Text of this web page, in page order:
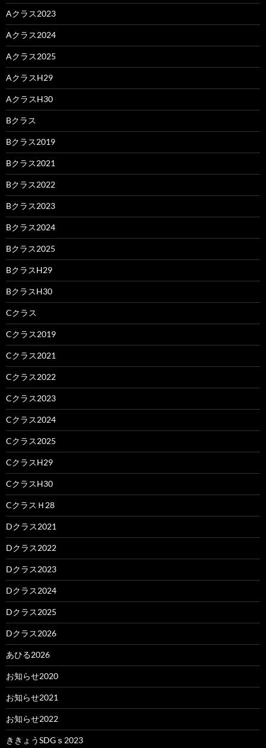
Aクラス2023
Aクラス2024
Aクラス2025
AクラスH29
AクラスH30
Bクラス
Bクラス2019
Bクラス2021
Bクラス2022
Bクラス2023
Bクラス2024
Bクラス2025
BクラスH29
BクラスH30
Cクラス
Cクラス2019
Cクラス2021
Cクラス2022
Cクラス2023
Cクラス2024
Cクラス2025
CクラスH29
CクラスH30
CクラスＨ28
Dクラス2021
Dクラス2022
Dクラス2023
Dクラス2024
Dクラス2025
Dクラス2026
あひる2026
お知らせ2020
お知らせ2021
お知らせ2022
ききょうSDGｓ2023